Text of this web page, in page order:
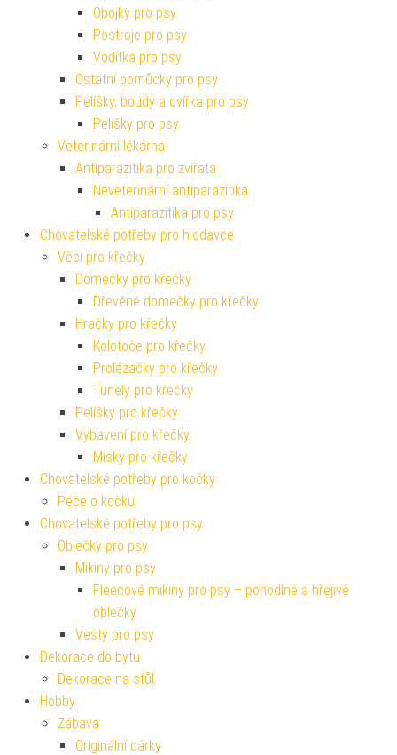
Obojky pro psy
Postroje pro psy
Vodítka pro psy
Ostatní pomůcky pro psy
Pelíšky, boudy a dvířka pro psy
Pelíšky pro psy
Veterinární lékárna
Antiparazitika pro zvířata
Neveterinární antiparazitika
Antiparazitika pro psy
Chovatelské potřeby pro hlodavce
Věci pro křečky
Domečky pro křečky
Dřevěné domečky pro křečky
Hračky pro křečky
Kolotoče pro křečky
Prolézačky pro křečky
Tunely pro křečky
Pelíšky pro křečky
Vybavení pro křečky
Misky pro křečky
Chovatelské potřeby pro kočky
Péče o kočku
Chovatelské potřeby pro psy
Oblečky pro psy
Mikiny pro psy
Fleecové mikiny pro psy – pohodlné a hřejivé
oblečky
Vesty pro psy
Dekorace do bytu
Dekorace na stůl
Hobby
Zábava
Originální dárky